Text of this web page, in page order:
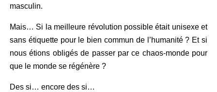
masculin.
Mais… Si la meilleure révolution possible était unisexe et
sans étiquette pour le bien commun de l’humanité ? Et si
nous étions obligés de passer par ce chaos-monde pour
que le monde se régénère ?
Des si… encore des si…